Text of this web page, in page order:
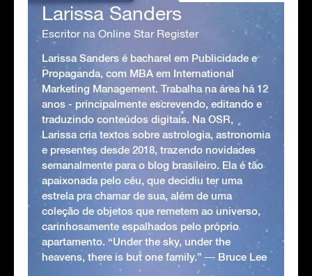
Larissa Sanders
Escritor na Online Star Register
Larissa Sanders é bacharel em Publicidade e
Propaganda, com MBA em International
Marketing Management. Trabalha na área há 12
anos - principalmente escrevendo, editando e
traduzindo conteúdos digitais. Na OSR,
Larissa cria textos sobre astrologia, astronomia
e presentes desde 2018, trazendo novidades
semanalmente para o blog brasileiro. Ela é tão
apaixonada pelo céu, que decidiu ter uma
estrela pra chamar de sua, além de uma
coleção de objetos que remetem ao universo,
carinhosamente espalhados pelo próprio
apartamento. “Under the sky, under the
heavens, there is but one family.” ― Bruce Lee